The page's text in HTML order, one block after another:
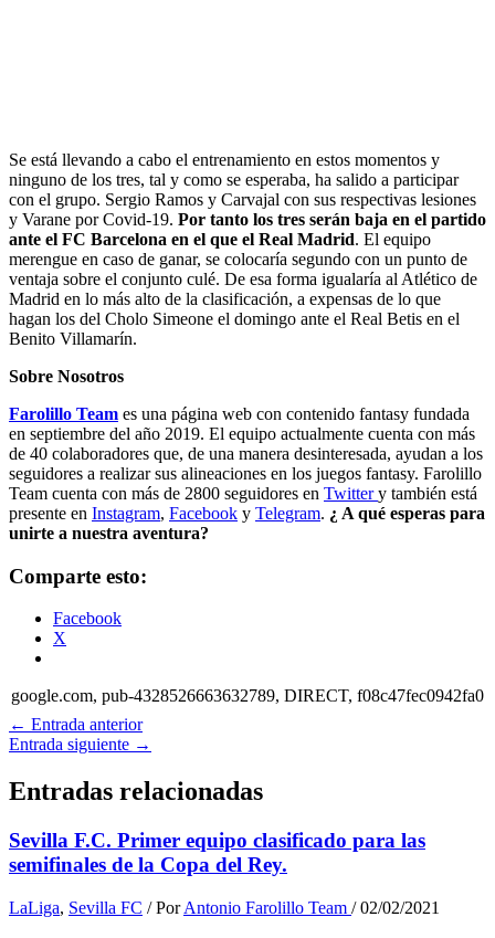
Se está llevando a cabo el entrenamiento en estos momentos y
ninguno de los tres, tal y como se esperaba, ha salido a participar
con el grupo. Sergio Ramos y Carvajal con sus respectivas lesiones
y Varane por Covid-19. Por tanto los tres serán baja en el partido
ante el FC Barcelona en el que el Real Madrid. El equipo
merengue en caso de ganar, se colocaría segundo con un punto de
ventaja sobre el conjunto culé. De esa forma igualaría al Atlético de
Madrid en lo más alto de la clasificación, a expensas de lo que
hagan los del Cholo Simeone el domingo ante el Real Betis en el
Benito Villamarín.
Sobre Nosotros
Farolillo Team es una página web con contenido fantasy fundada
en septiembre del año 2019. El equipo actualmente cuenta con más
de 40 colaboradores que, de una manera desinteresada, ayudan a los
seguidores a realizar sus alineaciones en los juegos fantasy. Farolillo
Team cuenta con más de 2800 seguidores en Twittery también está
presente en Instagram, Facebook y Telegram. ¿ A qué esperas para
unirte a nuestra aventura?
Comparte esto:
Facebook
X
google.com, pub-4328526663632789, DIRECT, f08c47fec0942fa0
← Entrada anterior
Entrada siguiente →
Entradas relacionadas
Sevilla F.C. Primer equipo clasificado para las
semifinales de la Copa del Rey.
LaLiga, Sevilla FC / PorAntonio Farolillo Team /02/02/2021